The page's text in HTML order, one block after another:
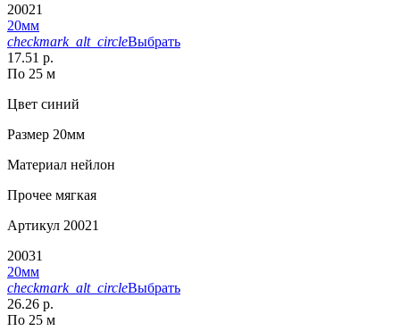
20021
20мм
checkmark_alt_circleВыбрать
17.51 р.
По 25 м
Цвет синий
Размер 20мм
Материал нейлон
Прочее мягкая
Артикул 20021
20031
20мм
checkmark_alt_circleВыбрать
26.26 р.
По 25 м